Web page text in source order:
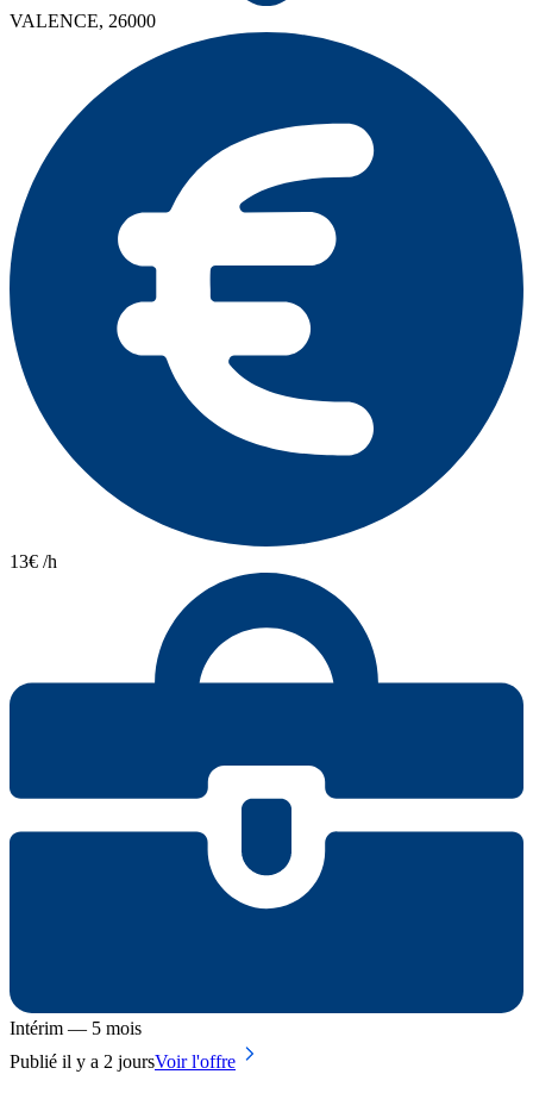
VALENCE, 26000
13€ /h
Intérim — 5 mois
Publié il y a 2 joursVoir l'offre